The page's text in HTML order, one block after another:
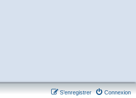
Connexion
S’enregistrer